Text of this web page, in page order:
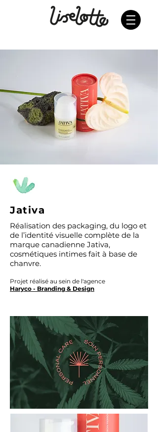
Jativa
Réalisation des packaging, du logo et
de l’identité visuelle complète de la
marque canadienne Jativa,
cosmétiques intimes fait à base de
chanvre.
Projet réalisé au sein de l'agence
Haryco - Branding & Design